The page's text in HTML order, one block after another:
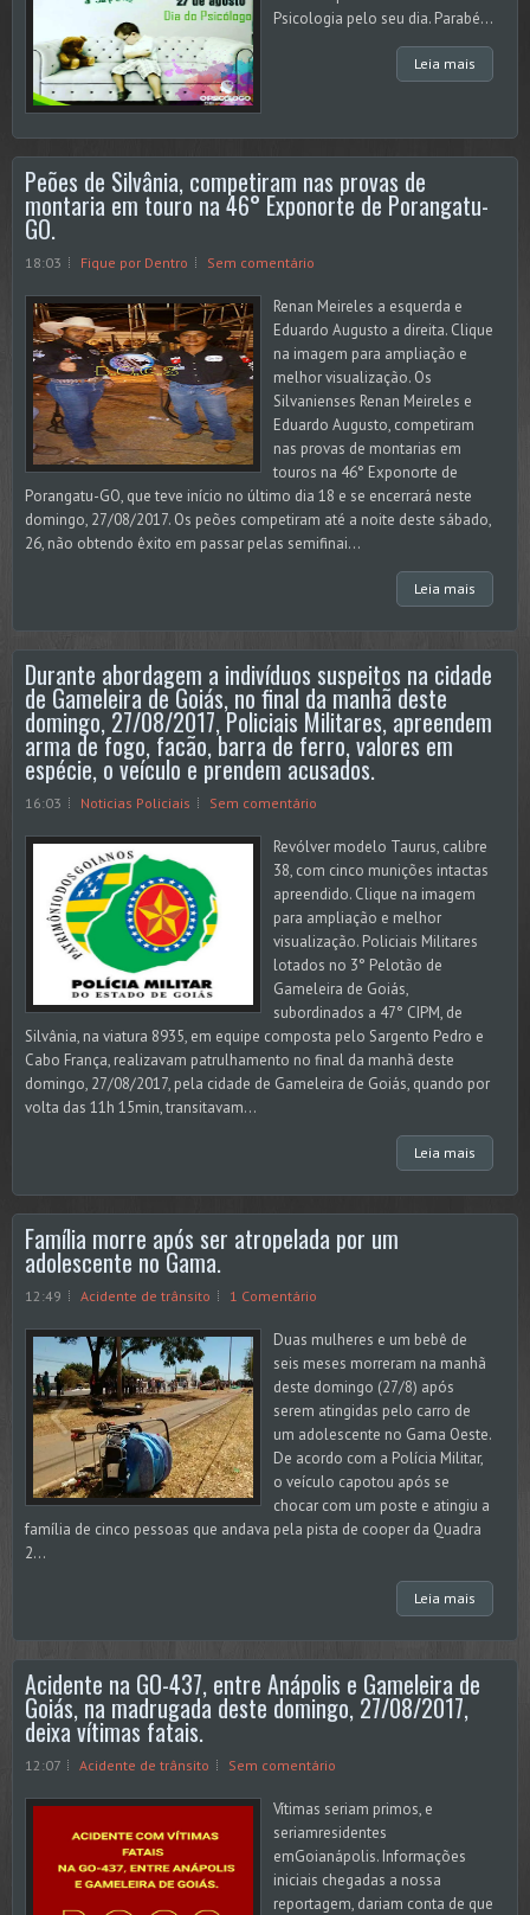
Psicologia pelo seu dia. Parabé...
Leia mais
Peões de Silvânia, competiram nas provas de
montaria em touro na 46° Exponorte de Porangatu-
GO.
18:03 Fique por Dentro Sem comentário
Renan Meireles a esquerda e
Eduardo Augusto a direita. Clique
na imagem para ampliação e
melhor visualização. Os
Silvanienses Renan Meireles e
Eduardo Augusto, competiram
nas provas de montarias em
touros na 46° Exponorte de
Porangatu-GO, que teve início no último dia 18 e se encerrará neste
domingo, 27/08/2017. Os peões competiram até a noite deste sábado,
26, não obtendo êxito em passar pelas semifinai...
Leia mais
Durante abordagem a indivíduos suspeitos na cidade
de Gameleira de Goiás, no final da manhã deste
domingo, 27/08/2017, Policiais Militares, apreendem
arma de fogo, facão, barra de ferro, valores em
espécie, o veículo e prendem acusados.
16:03 Noticias Policiais Sem comentário
Revólver modelo Taurus, calibre
38, com cinco munições intactas
apreendido. Clique na imagem
para ampliação e melhor
visualização. Policiais Militares
lotados no 3° Pelotão de
Gameleira de Goiás,
subordinados a 47° CIPM, de
Silvânia, na viatura 8935, em equipe composta pelo Sargento Pedro e
Cabo França, realizavam patrulhamento no final da manhã deste
domingo, 27/08/2017, pela cidade de Gameleira de Goiás, quando por
volta das 11h 15min, transitavam...
Leia mais
Família morre após ser atropelada por um
adolescente no Gama.
12:49 Acidente de trânsito 1 Comentário
Duas mulheres e um bebê de
seis meses morreram na manhã
deste domingo (27/8) após
serem atingidas pelo carro de
um adolescente no Gama Oeste.
De acordo com a Polícia Militar,
o veículo capotou após se
chocar com um poste e atingiu a
família de cinco pessoas que andava pela pista de cooper da Quadra
2...
Leia mais
Acidente na GO-437, entre Anápolis e Gameleira de
Goiás, na madrugada deste domingo, 27/08/2017,
deixa vítimas fatais.
12:07 Acidente de trânsito Sem comentário
Vítimas seriam primos, e
seriamresidentes
emGoianápolis. Informações
iniciais chegadas a nossa
reportagem, dariam conta de que